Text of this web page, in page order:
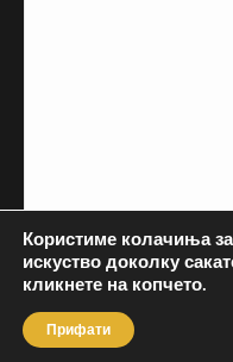
Користиме колачиња
искуство доколку
кликнете на копчето.
Прифати